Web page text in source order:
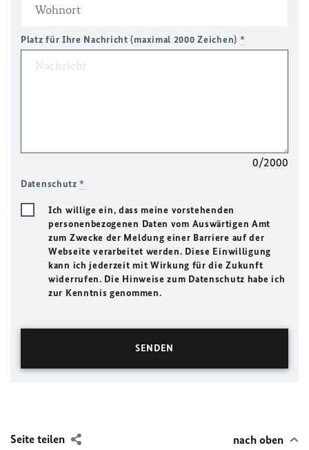
Platz für Ihre Nachricht (maximal 2000 Zeichen) *
0/2000
Datenschutz*
Ich willige ein, dass meine vorstehenden
personenbezogenen Daten vom Auswärtigen Amt
zum Zwecke der Meldung einer Barriere auf der
Webseite verarbeitet werden. Diese Einwilligung
kann ich jederzeit mit Wirkung für die Zukunft
widerrufen. Die Hinweise zum Datenschutz habe ich
zur Kenntnis genommen.
Seite teilen nach oben